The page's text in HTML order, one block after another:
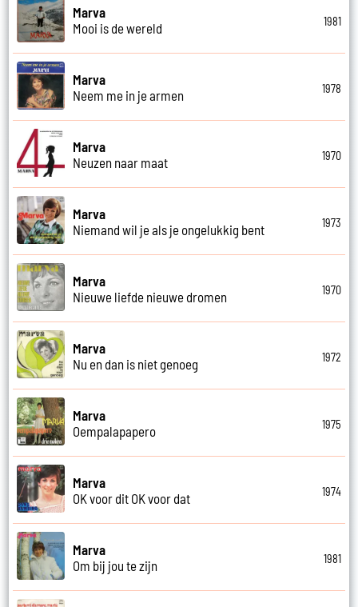
Marva
Mooi is de wereld
1981
Marva
Neem me in je armen
1978
Marva
Neuzen naar maat
1970
Marva
Niemand wil je als je ongelukkig bent
1973
Marva
Nieuwe liefde nieuwe dromen
1970
Marva
Nu en dan is niet genoeg
1972
Marva
Oempalapapero
1975
Marva
OK voor dit OK voor dat
1974
Marva
Om bij jou te zijn
1981